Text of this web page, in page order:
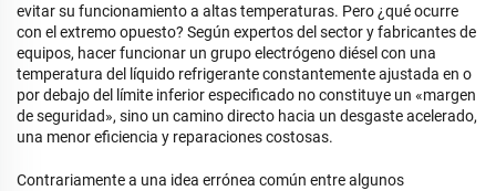
evitar su funcionamiento a altas temperaturas. Pero ¿qué ocurre
con el extremo opuesto? Según expertos del sector y fabricantes de
equipos, hacer funcionar un grupo electrógeno diésel con una
temperatura del líquido refrigerante constantemente ajustada en o
por debajo del límite inferior especificado no constituye un «margen
de seguridad», sino un camino directo hacia un desgaste acelerado,
una menor eficiencia y reparaciones costosas.
Contrariamente a una idea errónea común entre algunos